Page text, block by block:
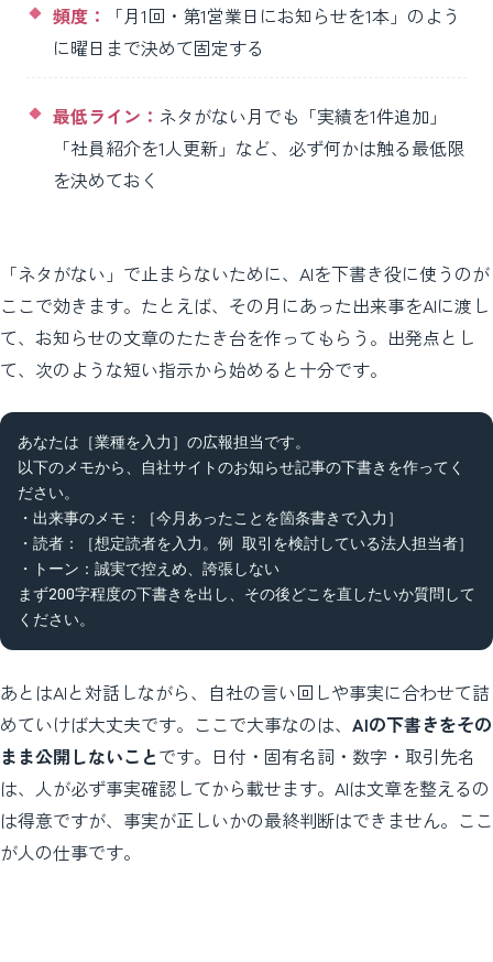
頻度：
「月1回・第1営業日にお知らせを1本」のよう
に曜日まで決めて固定する
最低ライン： ネタがない月でも「実績を1件追加」
「社員紹介を1人更新」など、必ず何かは触る最低限
を決めておく
「ネタがない」で止まらないために、AIを下書き役に使うのが
ここで効きます。たとえば、その月にあった出来事をAIに渡し
て、お知らせの文章のたたき台を作ってもらう。出発点とし
て、次のような短い指示から始めると十分です。
あなたは［業種を入力］の広報担当です。
以下のメモから、自社サイトのお知らせ記事の下書きを作ってく
ださい。
・出来事のメモ：［今月あったことを箇条書きで入力］
・読者：［想定読者を入力。例 取引を検討している法人担当者］
・トーン：誠実で控えめ、誇張しない
まず200字程度の下書きを出し、その後どこを直したいか質問して
ください。
あとはAIと対話しながら、自社の言い回しや事実に合わせて詰
めていけば大丈夫です。ここで大事なのは、 AIの下書きをその
まま公開しないことです。日付・固有名詞・数字・取引先名
は、人が必ず事実確認してから載せます。AIは文章を整えるの
は得意ですが、事実が正しいかの最終判断はできません。ここ
が人の仕事です。